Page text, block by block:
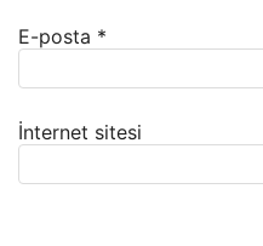
E-posta *
İnternet sitesi